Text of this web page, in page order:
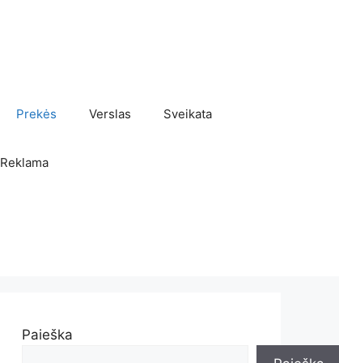
Prekės Verslas Sveikata
Reklama
Paieška